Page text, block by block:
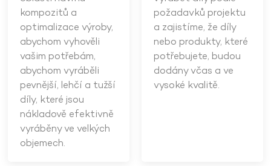
kompozitů a
optimalizace výroby,
abychom vyhověli
vašim potřebám,
abychom vyráběli
pevnější, lehčí a tužší
díly, které jsou
nákladově efektivně
vyráběny ve velkých
objemech.
požadavků projektu
a zajistíme, že díly
nebo produkty, které
potřebujete, budou
dodány včas a ve
vysoké kvalitě.